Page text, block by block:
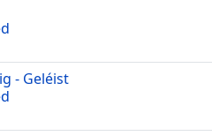
- Geléist